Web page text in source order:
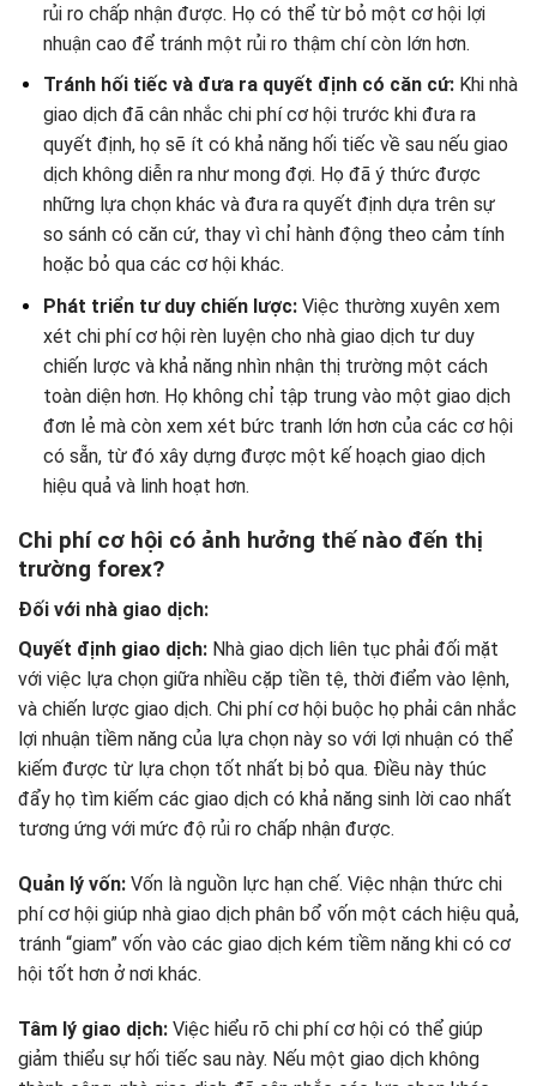
rủi ro chấp nhận được. Họ có thể từ bỏ một cơ hội lợi
nhuận cao để tránh một rủi ro thậm chí còn lớn hơn.
Tránh hối tiếc và đưa ra quyết định có căn cứ:Khi nhà
giao dịch đã cân nhắc chi phí cơ hội trước khi đưa ra
quyết định, họ sẽ ít có khả năng hối tiếc về sau nếu giao
dịch không diễn ra như mong đợi. Họ đã ý thức được
những lựa chọn khác và đưa ra quyết định dựa trên sự
so sánh có căn cứ, thay vì chỉ hành động theo cảm tính
hoặc bỏ qua các cơ hội khác.
Phát triển tư duy chiến lược:Việc thường xuyên xem
xét chi phí cơ hội rèn luyện cho nhà giao dịch tư duy
chiến lược và khả năng nhìn nhận thị trường một cách
toàn diện hơn. Họ không chỉ tập trung vào một giao dịch
đơn lẻ mà còn xem xét bức tranh lớn hơn của các cơ hội
có sẵn, từ đó xây dựng được một kế hoạch giao dịch
hiệu quả và linh hoạt hơn.
Chi phí cơ hội có ảnh hưởng thế nào đến thị
trường forex?
Đối với nhà giao dịch:
Quyết định giao dịch: Nhà giao dịch liên tục phải đối mặt
với việc lựa chọn giữa nhiều cặp tiền tệ, thời điểm vào lệnh,
và chiến lược giao dịch. Chi phí cơ hội buộc họ phải cân nhắc
lợi nhuận tiềm năng của lựa chọn này so với lợi nhuận có thể
kiếm được từ lựa chọn tốt nhất bị bỏ qua. Điều này thúc
đẩy họ tìm kiếm các giao dịch có khả năng sinh lời cao nhất
tương ứng với mức độ rủi ro chấp nhận được.
Quản lý vốn: Vốn là nguồn lực hạn chế. Việc nhận thức chi
phí cơ hội giúp nhà giao dịch phân bổ vốn một cách hiệu quả,
tránh “giam” vốn vào các giao dịch kém tiềm năng khi có cơ
hội tốt hơn ở nơi khác.
Tâm lý giao dịch: Việc hiểu rõ chi phí cơ hội có thể giúp
giảm thiểu sự hối tiếc sau này. Nếu một giao dịch không